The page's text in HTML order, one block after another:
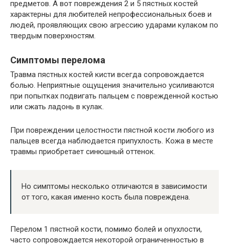
предметов. А вот повреждения 2 и 5 пястных костей
характерны для любителей непрофессиональных боев и
людей, проявляющих свою агрессию ударами кулаком по
твердым поверхностям.
Симптомы перелома
Травма пястных костей кисти всегда сопровождается
болью. Неприятные ощущения значительно усиливаются
при попытках подвигать пальцем с поврежденной костью
или сжать ладонь в кулак.
При повреждении целостности пястной кости любого из
пальцев всегда наблюдается припухлость. Кожа в месте
травмы приобретает синюшный оттенок.
Но симптомы несколько отличаются в зависимости
от того, какая именно кость была повреждена.
Перелом 1 пястной кости, помимо болей и опухлости,
часто сопровождается некоторой ограниченностью в